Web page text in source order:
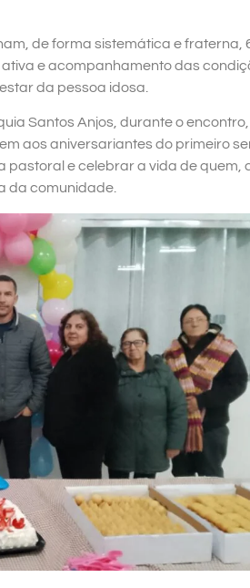
de forma sistemática e fraterna,
e acompanhamento das
da pessoa idosa.
Santos Anjos, durante o
aos aniversariantes do primeiro
pastoral e celebrar a vida de quem,
da comunidade.